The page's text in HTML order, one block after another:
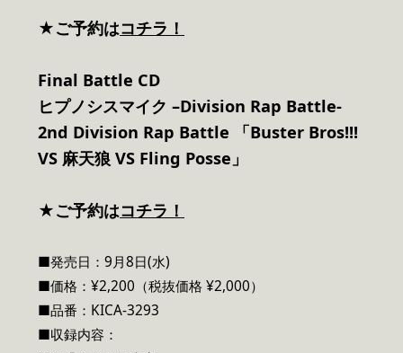
★ご予約はコチラ！
Final Battle CD
ヒプノシスマイク –Division Rap Battle-
2nd Division Rap Battle 「Buster Bros!!!
VS 麻天狼 VS Fling Posse」
★ご予約はコチラ！
■発売日：9月8日(水)
■価格：¥2,200（税抜価格 ¥2,000）
■品番：KICA-3293
■収録内容：